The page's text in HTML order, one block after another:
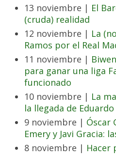
13 noviembre | El
(cruda) realidad
12 noviembre | La
Ramos por el Real
11 noviembre |
para ganar una liga
funcionado
10 noviembre | La
la llegada de
9 noviembre | Óscar
Emery y Javi Gracia:
8 noviembre | Hacer